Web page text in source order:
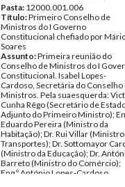
Pasta: 12000.001.006
Título:Primeiro Conselho de
Ministros do I Governo
Constitucional chefiado por
Soares
Assunto:Primeira reunião do
Conselho de Ministros do I
Constitucional. Isabel Lopes-
Cardoso, Secretária do Conselho
Ministros. Pela suaesquerda:
Cunha Rêgo (Secretário de
Adjunto do Primeiro Ministro);
Eduardo Pereira (Ministro da
Habitação); Dr. Rui Villar
Transportes); Dr. Sottomayor
(Ministro da Educação); Dr.
Barreto (Ministro do Comércio);
Eng.º António Lopes-Cardoso